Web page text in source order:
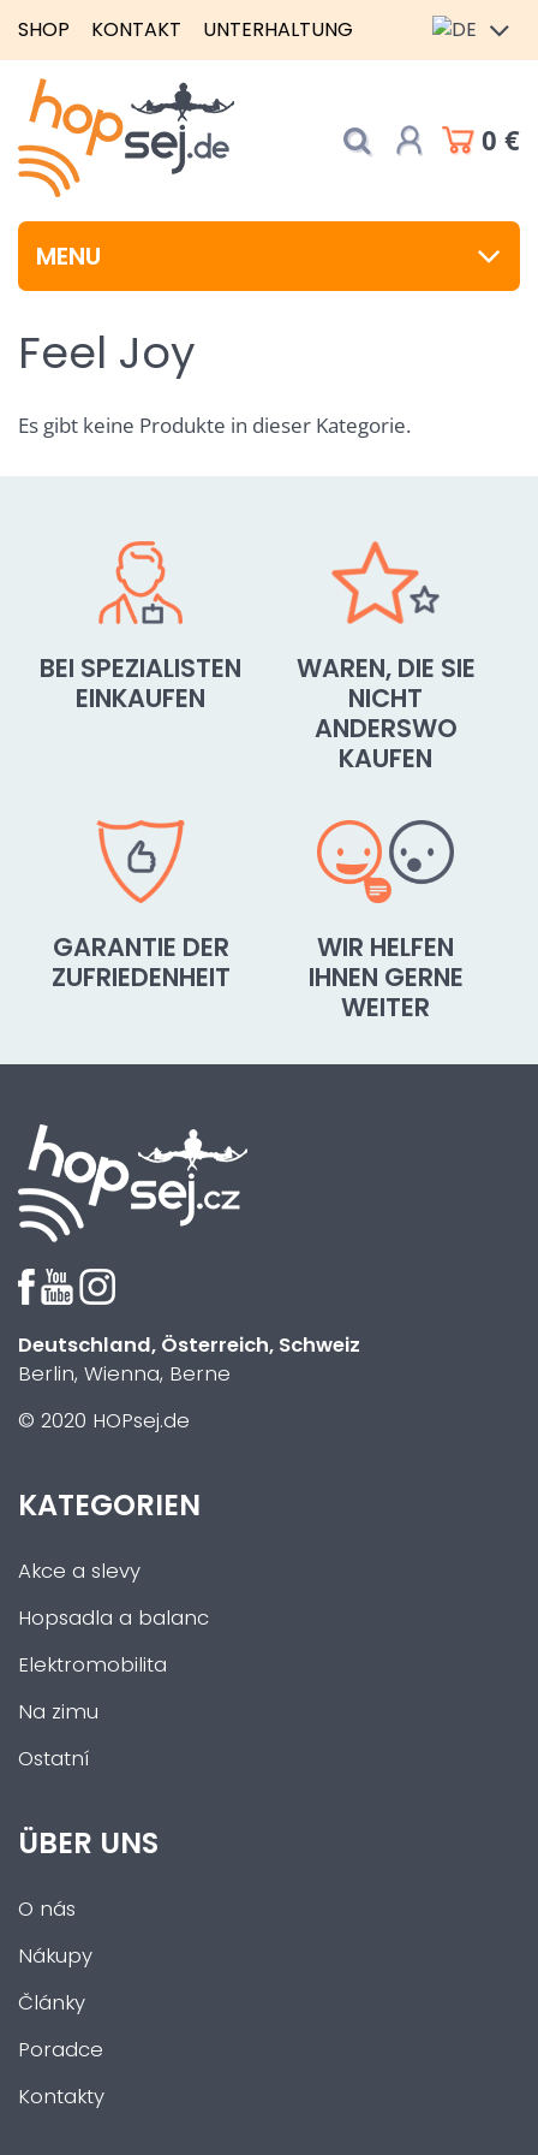
SHOP KONTAKT UNTERHALTUNG
0 €
MENU
Feel Joy
Es gibt keine Produkte in dieser Kategorie.
BEI SPEZIALISTEN
EINKAUFEN
WAREN, DIE SIE
NICHT
ANDERSWO
KAUFEN
GARANTIE DER
ZUFRIEDENHEIT
WIR HELFEN
IHNEN GERNE
WEITER
Deutschland, Österreich, Schweiz
Berlin, Wienna, Berne
© 2020 HOPsej.de
KATEGORIEN
Akce a slevy
Hopsadla a balanc
Elektromobilita
Na zimu
Ostatní
ÜBER UNS
O nás
Nákupy
Články
Poradce
Kontakty